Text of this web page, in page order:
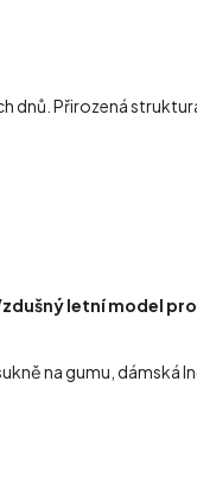
Přirozená
letní model
na gumu, dámská